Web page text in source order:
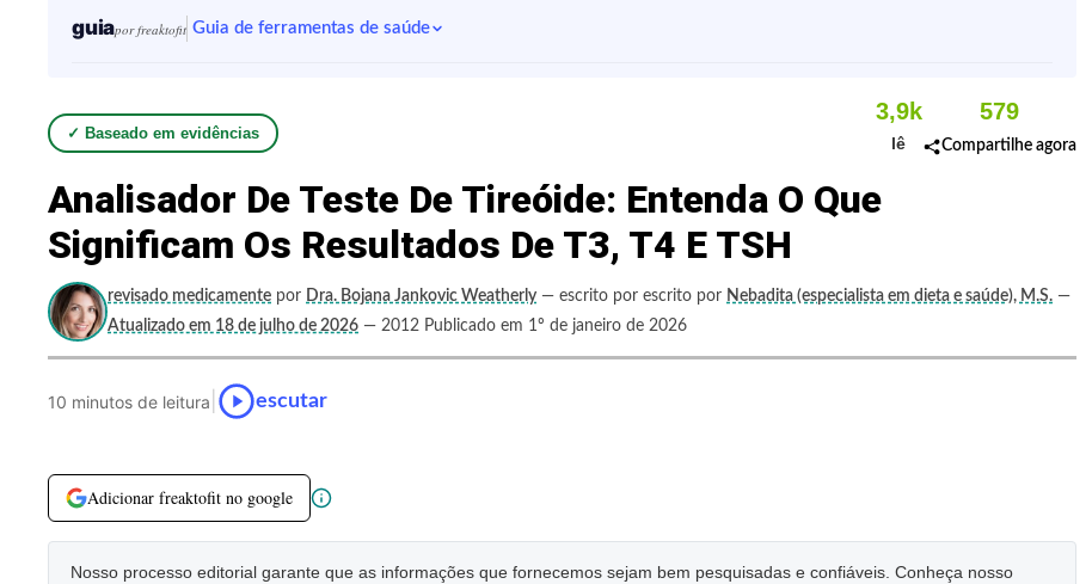
guiapor freaktofit Guia de ferramentas de saúde
✓ Baseado em evidências
3,9k
lê
579
Compartilhe agora
Analisador De Teste De Tireóide: Entenda O Que
Significam Os Resultados De T3, T4 E TSH
revisado medicamente por Dra. Bojana Jankovic Weatherly — escrito por escrito por Nebadita (especialista em dieta e saúde), M.S. —
Atualizado em 18 de julho de 2026 — 2012 Publicado em 1º de janeiro de 2026
10 minutos de leitura escutar
Adicionar freaktofit no google
Nosso processo editorial garante que as informações que fornecemos sejam bem pesquisadas e confiáveis. Conheça nosso